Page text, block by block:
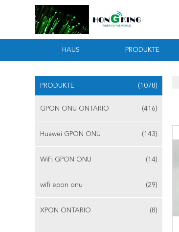
HAUS PRODUKTE
PRODUKTE (1078)
GPON ONU ONTARIO (416)
Huawei GPON ONU (143)
WiFi GPON ONU (14)
wifi epon onu (29)
XPON ONTARIO (8)